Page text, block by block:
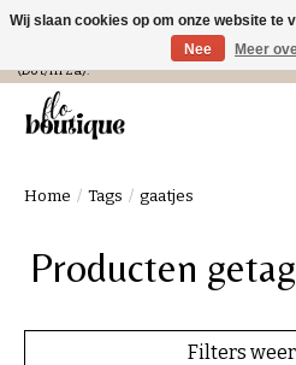
Verzending in NL € 4,99 en gratis bij een
(Do t/m Za).
Home / Tags / gaatjes
Producten
Filters
Wij slaan cookies op om onze website te
Nee
Meer